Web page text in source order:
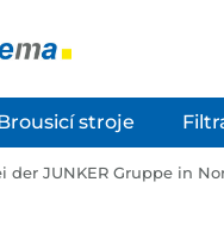
stroje
JUNKER Gruppe in